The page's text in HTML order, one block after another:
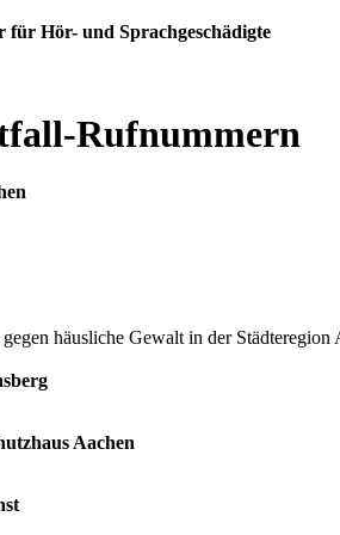
für Hör- und Sprachgeschädigte
Rufnummern
häusliche Gewalt in der Städteregion
Aachen